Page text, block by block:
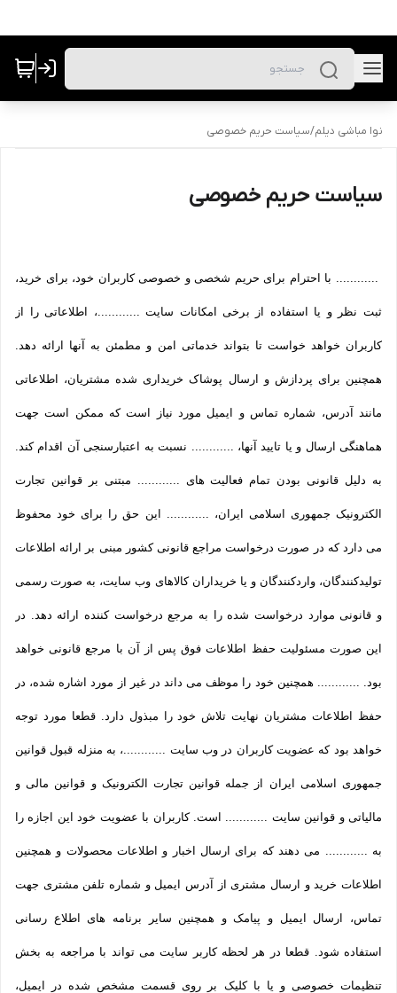
نوا مباشی دیلم/سیاست حریم خصوصی
سیاست حریم خصوصی
............ با احترام برای حریم شخصی و خصوصی کاربران خود، برای خرید،
ثبت نظر و یا استفاده از برخی امکانات سایت ............، اطلاعاتی را از
کاربران خواهد خواست تا بتواند خدماتی امن و مطمئن به آنها ارائه دهد.
همچنین برای پردازش و ارسال پوشاک خریداری شده مشتریان، اطلاعاتی
مانند آدرس، شماره تماس و ایمیل مورد نیاز است که ممکن است جهت
هماهنگی ارسال و یا تایید آنها، ............ نسبت به اعتبارسنجی آن اقدام کند.
به دلیل قانونی بودن تمام فعالیت های ............ مبتنی بر قوانین تجارت
الکترونیک جمهوری اسلامی ایران، ............ این حق را برای خود محفوظ
می دارد که در صورت درخواست مراجع قانونی کشور مبنی بر ارائه اطلاعات
تولیدکنندگان، واردکنندگان و یا خریداران کالاهای وب سایت، به صورت رسمی
و قانونی موارد درخواست شده را به مرجع درخواست کننده ارائه دهد. در
این صورت مسئولیت حفظ اطلاعات فوق پس از آن با مرجع قانونی خواهد
بود. ............ همچنین خود را موظف می داند در غیر از مورد اشاره شده، در
حفظ اطلاعات مشتریان نهایت تلاش خود را مبذول دارد. قطعا مورد توجه
خواهد بود که عضویت کاربران در وب سایت ............، به منزله قبول قوانین
جمهوری اسلامی ایران از جمله قوانین تجارت الکترونیک و قوانین مالی و
مالیاتی و قوانین سایت ............ است. کاربران با عضویت خود این اجازه را
به ............ می دهند که برای ارسال اخبار و اطلاعات محصولات و همچنین
اطلاعات خرید و ارسال مشتری از آدرس ایمیل و شماره تلفن مشتری جهت
تماس، ارسال ایمیل و پیامک و همچنین سایر برنامه های اطلاع رسانی
استفاده شود. قطعا در هر لحظه کاربر سایت می تواند با مراجعه به بخش
تنظیمات خصوصی و یا با کلیک بر روی قسمت مشخص شده در ایمیل،